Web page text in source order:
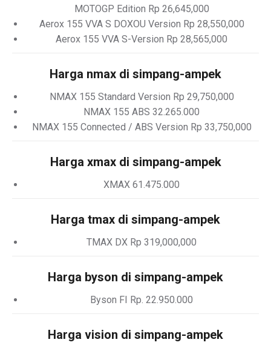
MOTOGP Edition Rp 26,645,000
Aerox 155 VVA S DOXOU Version Rp 28,550,000
Aerox 155 VVA S-Version Rp 28,565,000
Harga nmax di simpang-ampek
NMAX 155 Standard Version Rp 29,750,000
NMAX 155 ABS 32.265.000
NMAX 155 Connected / ABS Version Rp 33,750,000
Harga xmax di simpang-ampek
XMAX 61.475.000
Harga tmax di simpang-ampek
TMAX DX Rp 319,000,000
Harga byson di simpang-ampek
Byson FI Rp. 22.950.000
Harga vision di simpang-ampek